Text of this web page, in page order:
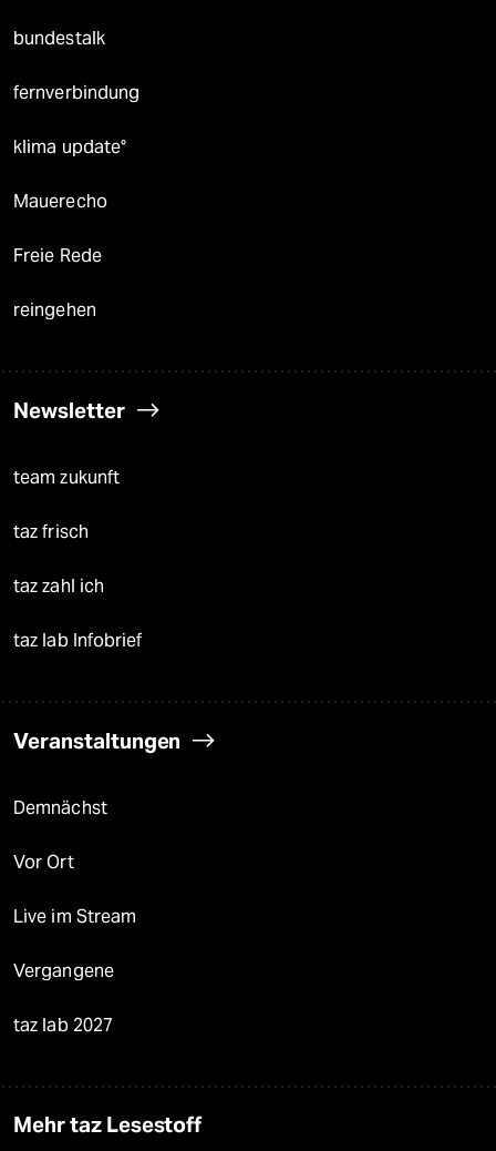
bundestalk
fernverbindung
klima update°
Mauerecho
Freie Rede
reingehen
Newsletter
team zukunft
taz frisch
taz zahl ich
taz lab Infobrief
Veranstaltungen
Demnächst
Vor Ort
Live im Stream
Vergangene
taz lab 2027
Mehr taz Lesestoff